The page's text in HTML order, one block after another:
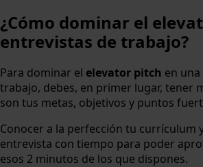
¿Cómo dominar el
entrevistas de trabajo?
Para dominar el elevator pitch en
trabajo, debes, en primer lugar, tener
son tus metas, objetivos y puntos
Conocer a la perfección tu currículum
entrevista con tiempo para poder
esos 2 minutos de los que dispones.